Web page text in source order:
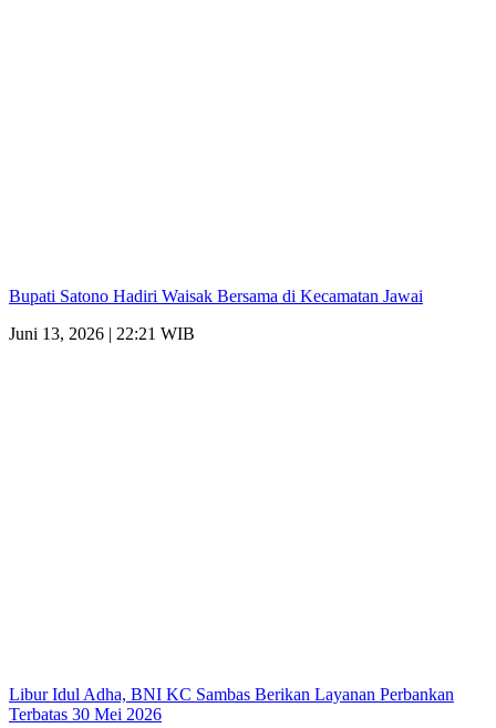
Bupati Satono Hadiri Waisak Bersama di Kecamatan Jawai
Juni 13, 2026 | 22:21 WIB
Libur Idul Adha, BNI KC Sambas Berikan Layanan Perbankan
Terbatas 30 Mei 2026